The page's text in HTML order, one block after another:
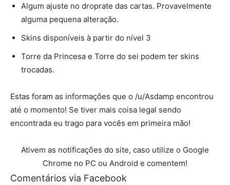
Algum ajuste no droprate das cartas. Provavelmente
alguma pequena alteração.
Skins disponíveis à partir do nível 3
Torre da Princesa e Torre do sei podem ter skins
trocadas.
Estas foram as informações que o /u/Asdamp encontrou
até o momento! Se tiver mais coisa legal sendo
encontrada eu trago para vocês em primeira mão!
Ativem as notificações do site, caso utilize o Google
Chrome no PC ou Android e comentem!
Comentários via Facebook